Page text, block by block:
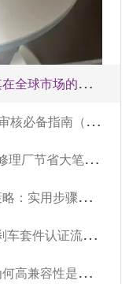
高
性能汽车制动系统的环保性能及其在全球市场的应用趋势分析
出
口到欧洲/北美的刹车片VCA COP审核必备指南（附真实案例）
刹
车盘异响别盲换！3步精准排查，修理厂节省大笔成本
中
东高温高湿环境下的制动鼓保护策略：实用步骤和建议
从
VCA COP审核到E-MARK认证：刹车套件认证流程综合指南
商
用车与乘用车刹车盘差异分析：为何高兼容性是出口关键